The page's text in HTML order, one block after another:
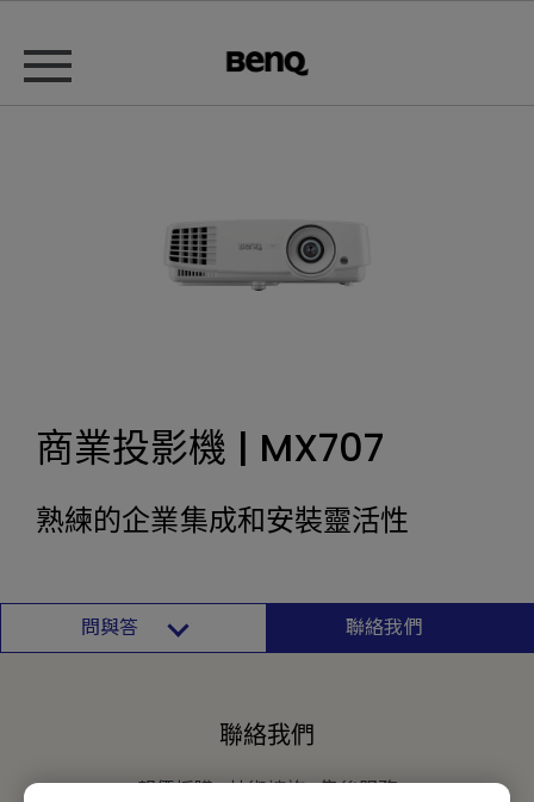
商業投影機 | MX707
熟練的企業集成和安裝靈活性
問與答 聯絡我們
聯絡我們
報價採購 · 技術諮詢 · 售後服務